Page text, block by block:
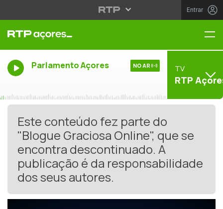
Entrar
Parlamento Açores NO AR TV
RTP
Este conteúdo fez parte do
"Blogue Graciosa Online", que se
encontra descontinuado. A
publicação é da responsabilidade
dos seus autores.